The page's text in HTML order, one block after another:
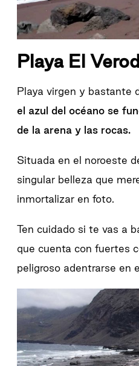
Playa El
Playa virgen y bastante
el azul del océano se
de la arena y las rocas.
Situada en el noroeste
singular belleza que
inmortalizar en foto.
Ten cuidado si te vas a
que cuenta con fuertes
peligroso adentrarse en